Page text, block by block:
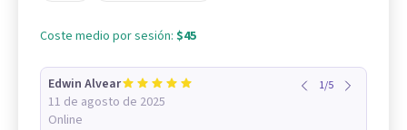
Coste medio por sesión: $45
Edwin Alvear
11 de agosto de 2025
Online
1/5